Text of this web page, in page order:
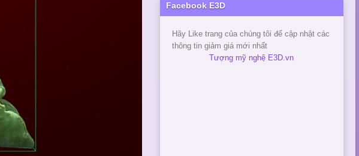
Facebook E3D
Hãy Like trang của chúng tôi để cập nhật các
thông tin giảm giá mới nhất
Tượng mỹ nghệ E3D.vn